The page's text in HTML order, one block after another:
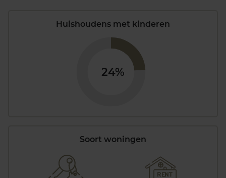
Huishoudens met kinderen
24%
Soort woningen